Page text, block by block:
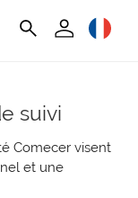
suivi
Comecer visent
et une